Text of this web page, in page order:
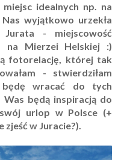
idealnych np. na
wyjątkowo urzekła
Jurata - miejscowość
na Mierzei Helskiej :)
fotorelację, której tak
- stwierdziłam
wracać do tych
będą inspiracją do
urlop w Polsce (+
w Juracie?).